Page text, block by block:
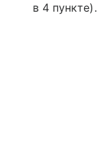
в 4 пункте).